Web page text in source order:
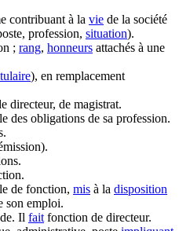
contribuant à la vie de la société
profession, situation).
; rang, honneurs attachés à une
), en remplacement
directeur, de magistrat.
des obligations de sa profession.
de fonction, mis à la disposition
son emploi.
Il fait fonction de directeur.